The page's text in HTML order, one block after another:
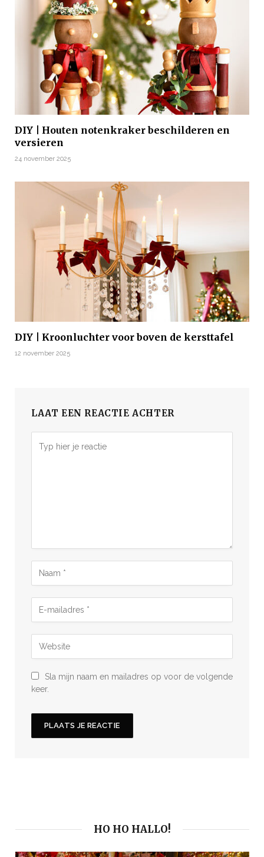
DIY | Houten notenkraker beschilderen en
versieren
24 november 2025
DIY | Kroonluchter voor boven de kersttafel
12 november 2025
LAAT EEN REACTIE ACHTER
Sla mijn naam en mailadres op voor de volgende
keer.
HO HO HALLO!